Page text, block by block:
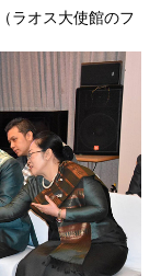
ラオス大使館のフ